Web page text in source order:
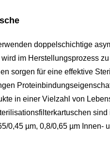
doppelschichtige
im Herstellungsprozess
sorgen für eine effektive
in einer Vielzahl von
0,45 µm, 0,8/0,65 µm Innen-